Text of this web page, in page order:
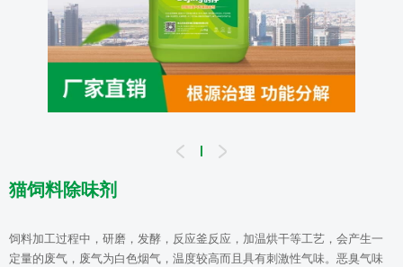
猫饲料除味剂
饲料加工过程中，研磨，发酵，反应釜反应，加温烘干等工艺，会产生一
定量的废气，废气为白色烟气，温度较高而且具有刺激性气味。恶臭气味